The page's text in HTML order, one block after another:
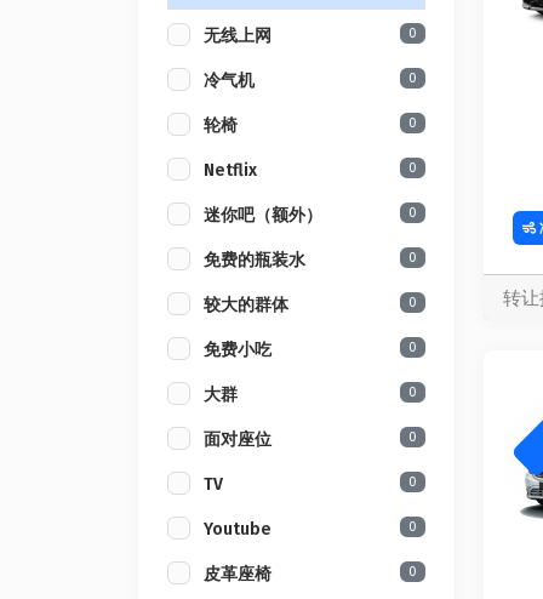
无线上网 0
冷气机 0
轮椅 0
Netflix 0
迷你吧（额外） 0
免费的瓶装水 0
较大的群体 0
免费小吃 0
大群 0
面对座位 0
TV 0
Youtube 0
皮革座椅 0
转